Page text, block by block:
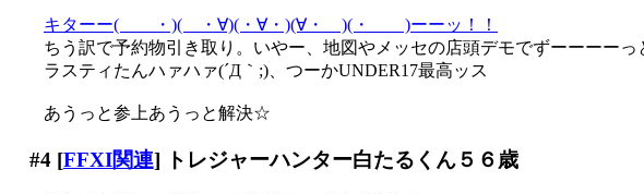
キターー( ・)( ・∀)(・∀・)(∀・ )(・ )ーーッ！！
ちう訳で予約物引き取り。いやー、地図やメッセの店頭デモでずーーーー
ラスティたんハァハァ(´Д｀;)、つーかUNDER17最高ッス
あうっと参上あうっと解決☆
#4[FFXI関連] トレジャーハンター白たるくん５６歳